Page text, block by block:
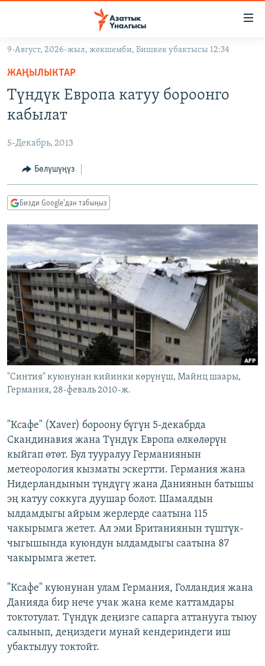
Навигацияга
өтүңүз
Издөөгө
салыңызКЫРГЫЗСТАН
ЭКОНОМИКА
МАДАНИЯТ
ДҮЙНӨ
БОРБОР АЗИЯ
АТАЙЫН ИЛИКТӨӨ
ТВ ПРОГРАММАЛАР
ЭКСПЕРТТЕР ТАЛДАЙТ
БИЗ ЖАНА ДҮЙНӨ
ДАНИСТЕ
ЭЖЕ-СИҢДИЛЕР
АЗАТТЫК+
ЫҢГАЙСЫЗ СУРООЛОР
ӨЗГӨЧӨ ПИКИР
Русский
ОНЛАЙН ШЕРИНЕ
ЭЕ/АРнун бардык сайттары
9-Август, 2026-жыл, жекшемби, Бишкек убактысы 12:34
ЖАҢЫЛЫКТАР
Түндүк Европа катуу бороонго
кабылат
5-Декабрь, 2013
Бөлүшүңүз
Бизди Google'дан табыңыз
"Синтия" куюнунан кийинки көрүнүш, Майнц шаары,
Германия, 28-феваль 2010-ж.
"Ксафе" (Xaver) бороону бүгүн 5-декабрда
Скандинавия жана Түндүк Европа өлкөлөрүн
кыйгап өтөт. Бул тууралуу Германиянын
метеорология кызматы эскертти. Германия жана
Нидерландынын түндүгү жана Даниянын батышы
эң катуу соккуга дуушар болот. Шамалдын
ылдамдыгы айрым жерлерде саатына 115
чакырымга жетет. Ал эми Британиянын түштүк-
чыгышында куюндун ылдамдыгы саатына 87
чакырымга жетет.
"Ксафе" куюнунан улам Германия, Голландия жана
Данияда бир нече учак жана кеме каттамдары
токтотулат. Түндүк деңизге сапарга аттанууга тыюу
салынып, деңиздеги мунай кендериндеги иш
убактылуу токтойт.